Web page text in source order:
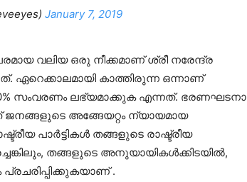
January 7, 2019
വലിയ ഒരു നീക്കമാണ് ശ്രീ നരേന്ദ്ര
കാത്തിരുന്ന ഒന്നാണ്
സംവരണം ലഭ്യമാക്കുക എന്നത്. ഭരണഘടനാ
ജനങ്ങളുടെ അങ്ങേയറ്റം ന്യായമായ
പാർട്ടികൾ തങ്ങളുടെ രാഷ്ട്രീയ
തങ്ങളുടെ അനുയായികൾക്കിടയിൽ,
.